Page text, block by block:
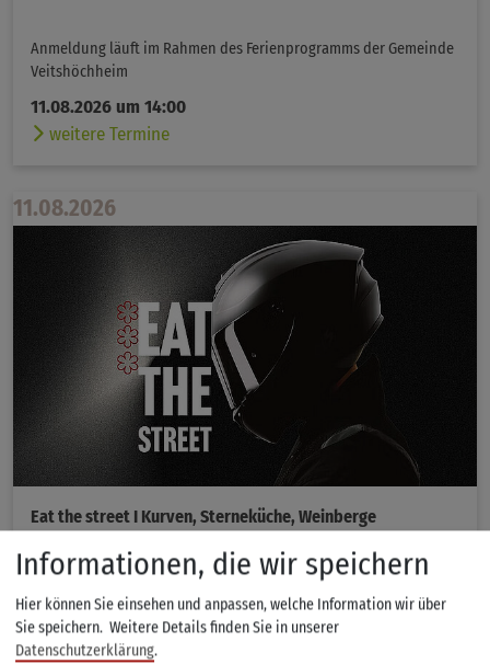
Anmeldung läuft im Rahmen des Ferienprogramms der Gemeinde
Veitshöchheim
11.08.2026 um 14:00
weitere Termine
11.08.2026
Eat the street I Kurven, Sterneküche, Weinberge
»AUSGEBUCHT«
Informationen, die wir speichern
Hier können Sie einsehen und anpassen, welche Information wir über
Sie speichern. Weitere Details finden Sie in unserer
Datenschutzerklärung.